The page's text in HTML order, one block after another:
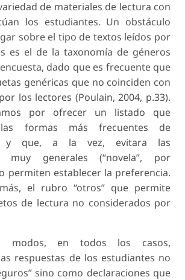
de materiales de lectura con
los estudiantes. Un obstáculo
sobre el tipo de textos leídos por
es el de la taxonomía de géneros
dado que es frecuente que
genéricas que no coinciden con
los lectores (Poulain, 2004, p.33).
por ofrecer un listado que
formas más frecuentes de
y que, a la vez, evitara las
muy generales (“novela”, por
permiten establecer la preferencia.
el rubro “otros” que permite
de lectura no considerados por
en todos los casos,
respuestas de los estudiantes no
sino como declaraciones que